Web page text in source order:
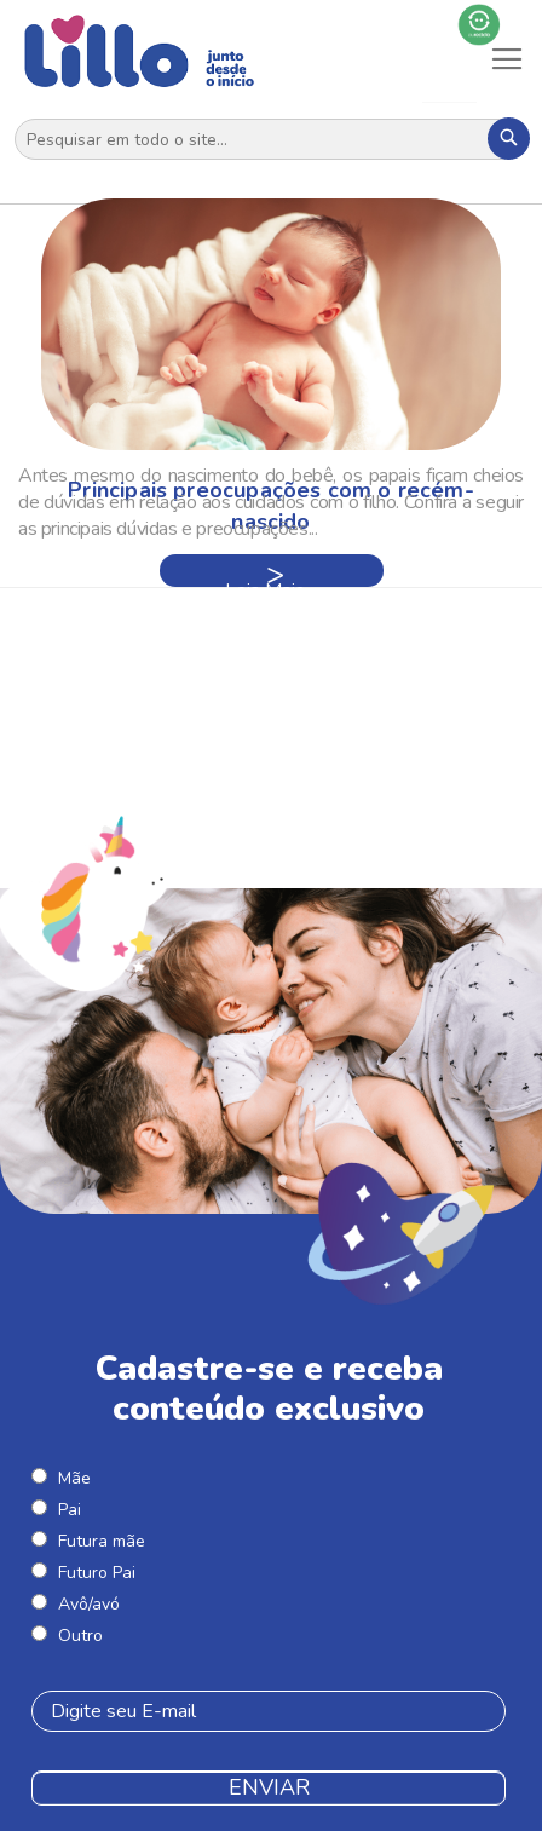
Principais preocupações com o recém-
nascido
Antes mesmo do nascimento do bebê, os papais ficam cheios
de dúvidas em relação aos cuidados com o filho. Confira a seguir
as principais dúvidas e preocupações...
Leia Mais »
Cadastre-se e receba
conteúdo exclusivo
Mãe
Pai
Futura mãe
Futuro Pai
Avô/avó
Outro
ENVIAR